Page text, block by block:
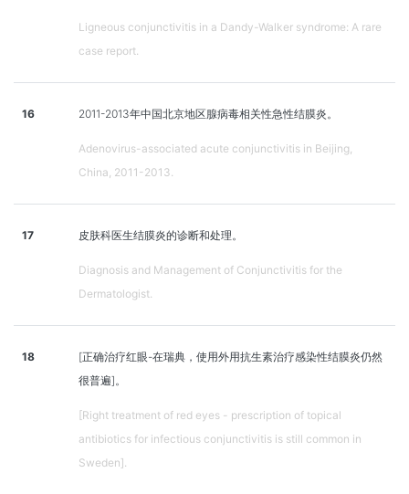
Ligneous conjunctivitis in a Dandy-Walker syndrome: A rare
case report.
16 2011-2013年中国北京地区腺病毒相关性急性结膜炎。
Adenovirus-associated acute conjunctivitis in Beijing,
China, 2011-2013.
17 皮肤科医生结膜炎的诊断和处理。
Diagnosis and Management of Conjunctivitis for the
Dermatologist.
18
[正确治疗红眼-在瑞典，使用外用抗生素治疗感染性结膜炎仍然
很普遍]。
[Right treatment of red eyes - prescription of topical
antibiotics for infectious conjunctivitis is still common in
Sweden].